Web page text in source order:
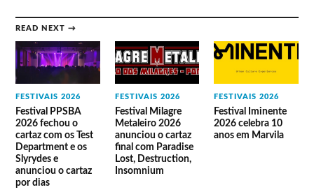
READ NEXT →
FESTIVAIS 2026
Festival PPSBA
2026 fechou o
cartaz com os Test
Department e os
Slyrydes e
anunciou o cartaz
por dias
FESTIVAIS 2026
Festival Milagre
Metaleiro 2026
anunciou o cartaz
final com Paradise
Lost, Destruction,
Insomnium
FESTIVAIS 2026
Festival Iminente
2026 celebra 10
anos em Marvila